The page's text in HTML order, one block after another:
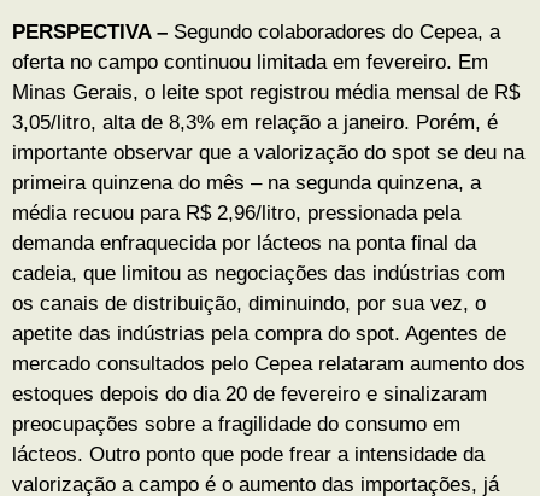
PERSPECTIVA – Segundo colaboradores do Cepea, a
oferta no campo continuou limitada em fevereiro. Em
Minas Gerais, o leite spot registrou média mensal de R$
3,05/litro, alta de 8,3% em relação a janeiro. Porém, é
importante observar que a valorização do spot se deu na
primeira quinzena do mês – na segunda quinzena, a
média recuou para R$ 2,96/litro, pressionada pela
demanda enfraquecida por lácteos na ponta final da
cadeia, que limitou as negociações das indústrias com
os canais de distribuição, diminuindo, por sua vez, o
apetite das indústrias pela compra do spot. Agentes de
mercado consultados pelo Cepea relataram aumento dos
estoques depois do dia 20 de fevereiro e sinalizaram
preocupações sobre a fragilidade do consumo em
lácteos. Outro ponto que pode frear a intensidade da
valorização a campo é o aumento das importações, já